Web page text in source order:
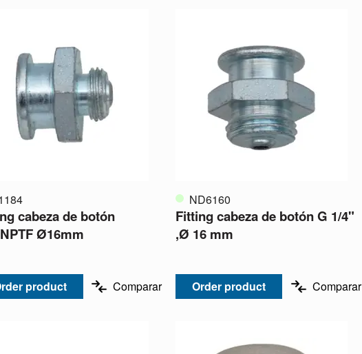
cabeza de botón
Ø16mm
product Comparar
ND6160
Fitting cabeza de botón G 1/4"
,Ø 16 mm
Order product Comparar